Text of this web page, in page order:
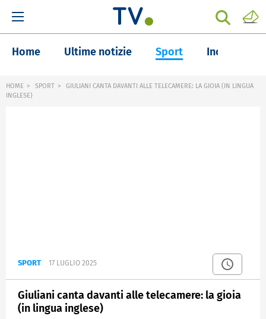
Home Ultime notizie Sport Inchieste
HOME SPORT
GIULIANI CANTA DAVANTI ALLE TELECAMERE: LA GIOIA (IN LINGUA
INGLESE)
SPORT 17 LUGLIO 2025
Giuliani canta davanti alle telecamere: la gioia
(in lingua inglese)